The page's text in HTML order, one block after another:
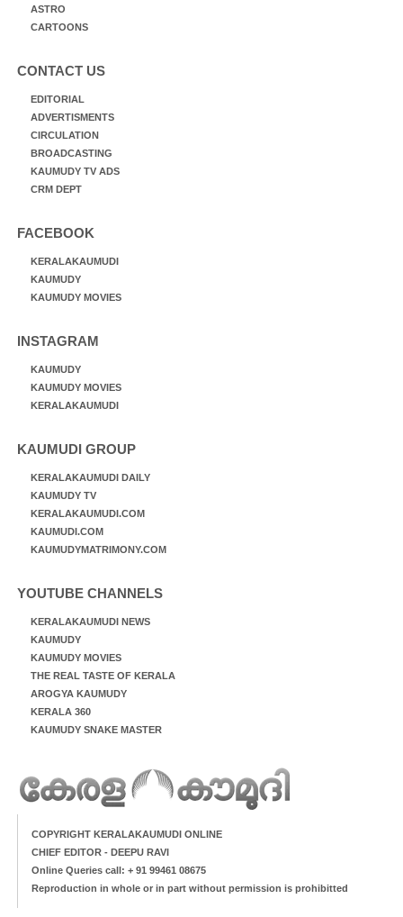
ASTRO
CARTOONS
CONTACT US
EDITORIAL
ADVERTISMENTS
CIRCULATION
BROADCASTING
KAUMUDY TV ADS
CRM DEPT
FACEBOOK
KERALAKAUMUDI
KAUMUDY
KAUMUDY MOVIES
INSTAGRAM
KAUMUDY
KAUMUDY MOVIES
KERALAKAUMUDI
KAUMUDI GROUP
KERALAKAUMUDI DAILY
KAUMUDY TV
KERALAKAUMUDI.COM
KAUMUDI.COM
KAUMUDYMATRIMONY.COM
YOUTUBE CHANNELS
KERALAKAUMUDI NEWS
KAUMUDY
KAUMUDY MOVIES
THE REAL TASTE OF KERALA
AROGYA KAUMUDY
KERALA 360
KAUMUDY SNAKE MASTER
COPYRIGHT KERALAKAUMUDI ONLINE
CHIEF EDITOR - DEEPU RAVI
Online Queries call: + 91 99461 08675
Reproduction in whole or in part without permission is prohibitted